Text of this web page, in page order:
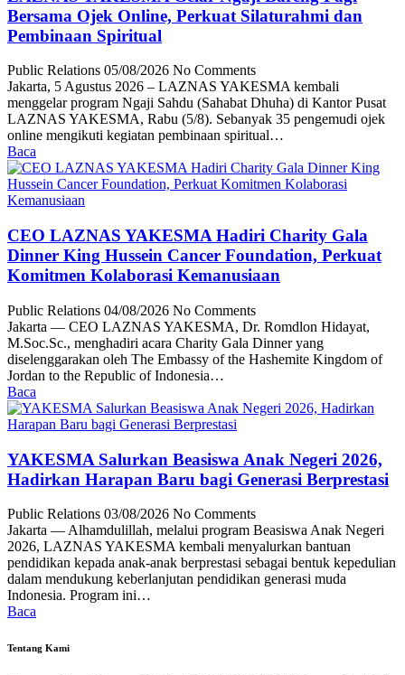
Bersama Ojek Online, Perkuat Silaturahmi dan
Pembinaan Spiritual
Public Relations 05/08/2026 No Comments
Jakarta, 5 Agustus 2026 – LAZNAS YAKESMA kembali
menggelar program Ngaji Sahdu (Sahabat Dhuha) di Kantor Pusat
LAZNAS YAKESMA, Rabu (5/8). Sebanyak 35 pengemudi ojek
online mengikuti kegiatan pembinaan spiritual…
Baca
CEO LAZNAS YAKESMA Hadiri Charity Gala
Dinner King Hussein Cancer Foundation, Perkuat
Komitmen Kolaborasi Kemanusiaan
Public Relations 04/08/2026 No Comments
Jakarta — CEO LAZNAS YAKESMA, Dr. Romdlon Hidayat,
M.Soc.Sc., menghadiri acara Charity Gala Dinner yang
diselenggarakan oleh The Embassy of the Hashemite Kingdom of
Jordan to the Republic of Indonesia…
Baca
YAKESMA Salurkan Beasiswa Anak Negeri 2026,
Hadirkan Harapan Baru bagi Generasi Berprestasi
Public Relations 03/08/2026 No Comments
Jakarta — Alhamdulillah, melalui program Beasiswa Anak Negeri
2026, LAZNAS YAKESMA kembali menyalurkan bantuan
pendidikan kepada anak-anak berprestasi sebagai bentuk kepedulian
dalam mendukung keberlanjutan pendidikan generasi muda
Indonesia. Program ini…
Baca
Tentang Kami